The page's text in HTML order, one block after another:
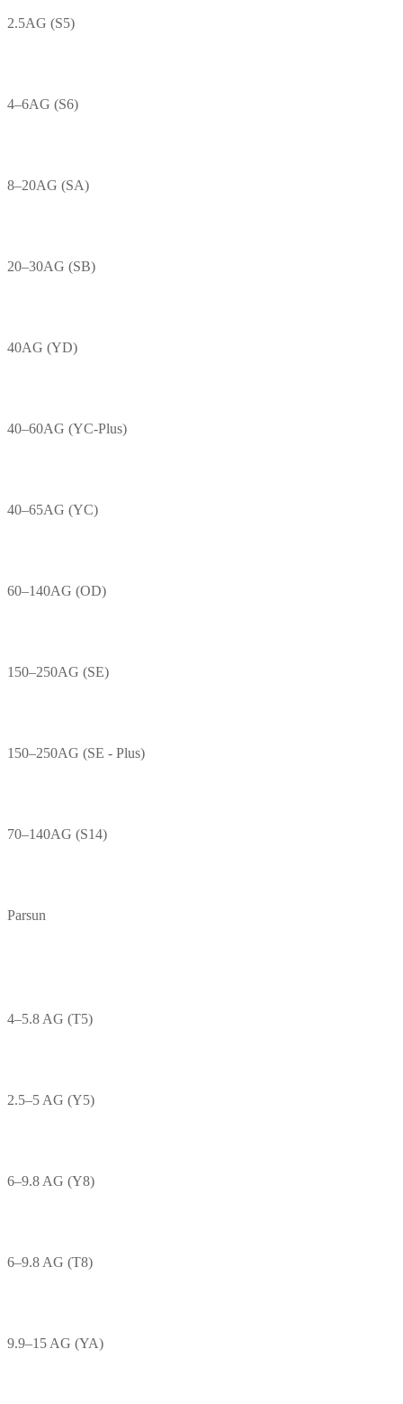
2.5AG (S5)
4–6AG (S6)
8–20AG (SA)
20–30AG (SB)
40AG (YD)
40–60AG (YC-Plus)
40–65AG (YC)
60–140AG (OD)
150–250AG (SE)
150–250AG (SE - Plus)
70–140AG (S14)
Parsun
4–5.8 AG (T5)
2.5–5 AG (Y5)
6–9.8 AG (Y8)
6–9.8 AG (T8)
9.9–15 AG (YA)